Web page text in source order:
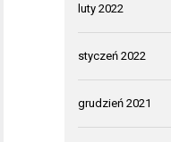
luty 2022
styczeń 2022
grudzień 2021